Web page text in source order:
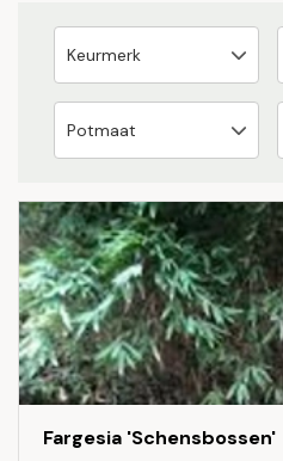
Fargesia 'Schensbossen'